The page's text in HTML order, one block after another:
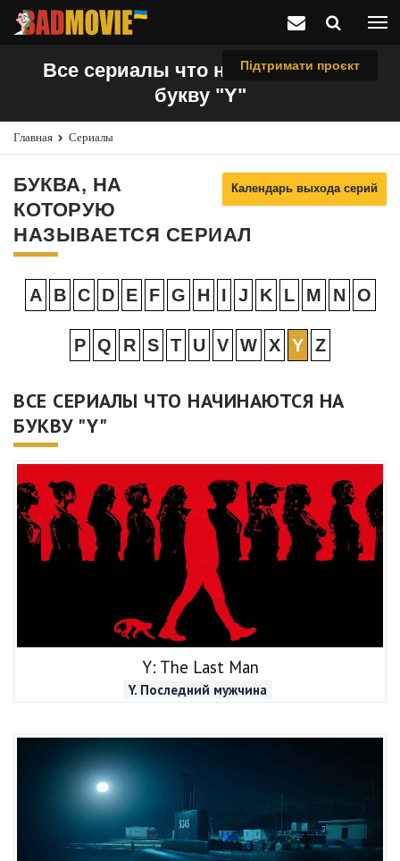
Підтримати проєкт
Все сериалы что начинаются на
букву "Y"
Главная Сериалы
Календарь выхода серий
БУКВА, НА
КОТОРУЮ
НАЗЫВАЕТСЯ СЕРИАЛ
A B C D E F G H I J K L M N O
P Q R S T U V W X Y Z
ВСЕ СЕРИАЛЫ ЧТО НАЧИНАЮТСЯ НА
БУКВУ "Y"
Y: The Last Man
Y. Последний мужчина